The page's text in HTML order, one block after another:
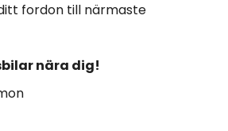
fordon till närmaste
nära dig!